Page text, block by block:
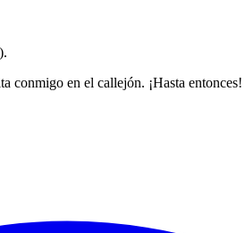
conmigo en el callejón. ¡Hasta entonces!